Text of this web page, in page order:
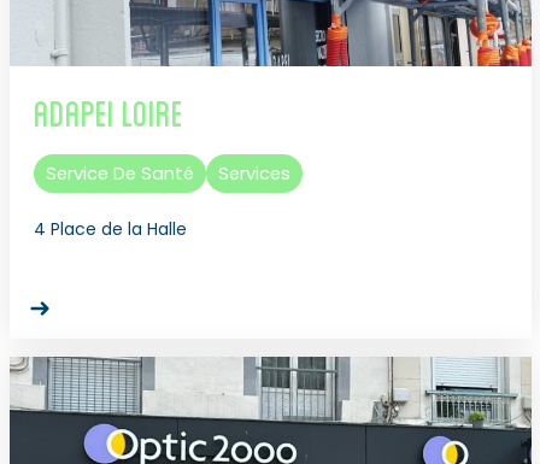
Adapei Loire
Service De Santé Services
4 Place de la Halle